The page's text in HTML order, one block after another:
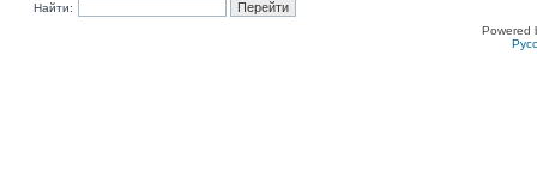
Найти:
Powered